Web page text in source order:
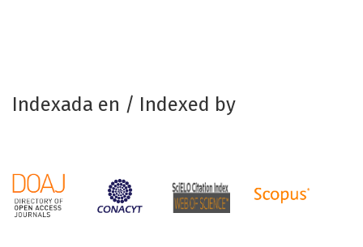
Indexada en / Indexed by